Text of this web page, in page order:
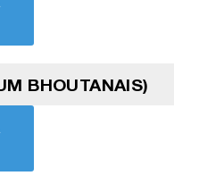
BHOUTANAIS)